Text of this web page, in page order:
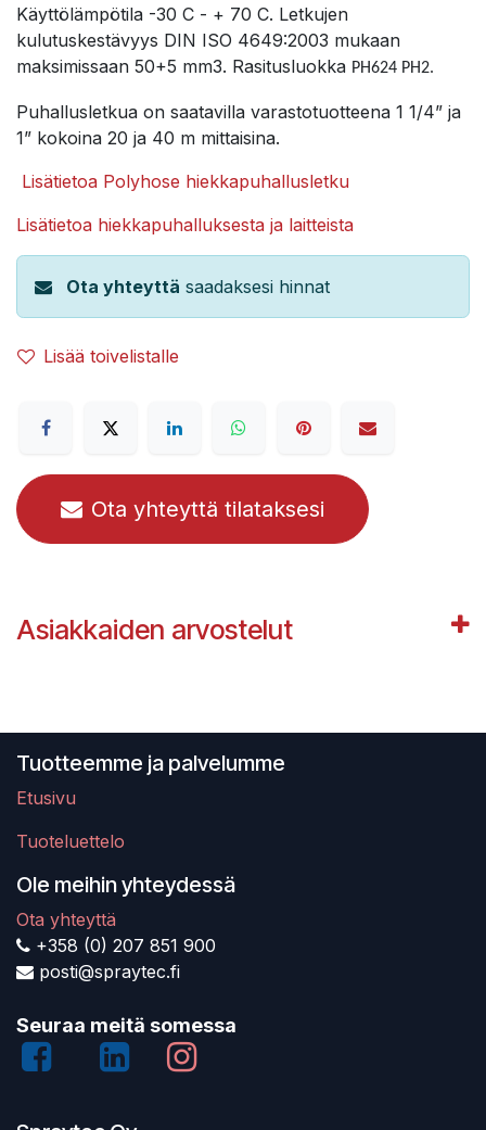
Käyttölämpötila -30 C - + 70 C. Letkujen
kulutuskestävyys DIN ISO 4649:2003 mukaan
maksimissaan 50+5 mm3. Rasitusluokka PH624 PH2.
Puhallusletkua on saatavilla varastotuotteena 1 1/4” ja
1” kokoina 20 ja 40 m mittaisina.
Lisätietoa Polyhose hiekkapuhallusletku
Lisätietoa hiekkapuhalluksesta ja laitteista
Ota yhteyttä saadaksesi hinnat
Lisää toivelistalle
Ota yhteyttä tilataksesi
Asiakkaiden arvostelut
Tuotteemme ja palvelumme
Etusivu
Tuoteluettelo
Ole meihin yhteydessä
Ota yhteyttä
+358 (0) 207 851 900
posti@spraytec.fi
Seuraa meitä somessa